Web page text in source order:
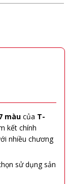
màu của T-
kết chính
nhiều chương
sử dụng sản